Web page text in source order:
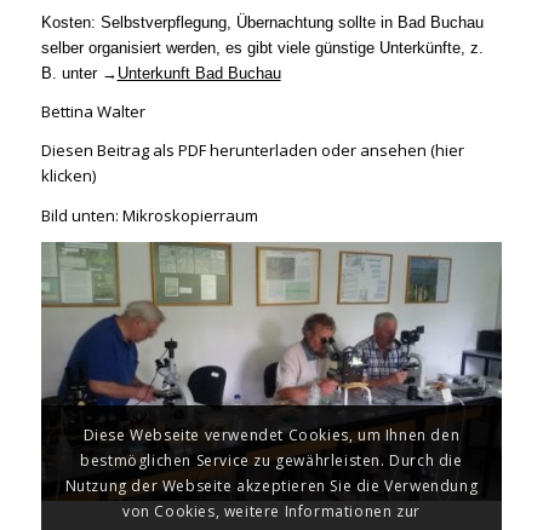
Kosten: Selbstverpflegung, Übernachtung sollte in Bad Buchau
selber organisiert werden, es gibt viele günstige Unterkünfte, z.
B. unter → Unterkunft Bad Buchau
Bettina Walter
Diesen Beitrag als PDF herunterladen oder ansehen (hier
klicken)
Bild unten: Mikroskopierraum
Diese Webseite verwendet Cookies, um Ihnen den
bestmöglichen Service zu gewährleisten. Durch die
Nutzung der Webseite akzeptieren Sie die Verwendung
von Cookies, weitere Informationen zur